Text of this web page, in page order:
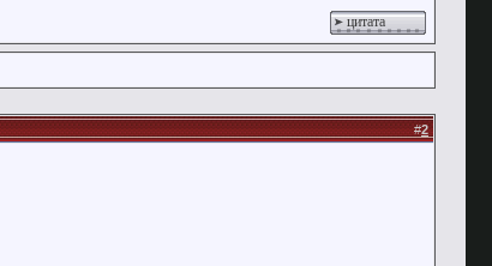
цитата
#2